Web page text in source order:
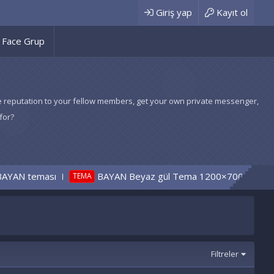
Giriş yap Kayıt ol
Face Grup
to your fellow members, get your own private messenger,
teması TEMA BAYAN Beyaz gül Tema 1200×700
Filtreler